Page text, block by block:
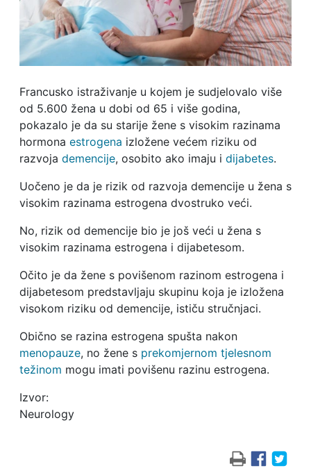
Francusko istraživanje u kojem je sudjelovalo više
od 5.600 žena u dobi od 65 i više godina,
pokazalo je da su starije žene s visokim razinama
hormona estrogena izložene većem riziku od
razvoja demencije, osobito ako imaju i dijabetes.
Uočeno je da je rizik od razvoja demencije u žena s
visokim razinama estrogena dvostruko veći.
No, rizik od demencije bio je još veći u žena s
visokim razinama estrogena i dijabetesom.
Očito je da žene s povišenom razinom estrogena i
dijabetesom predstavljaju skupinu koja je izložena
visokom riziku od demencije, ističu stručnjaci.
Obično se razina estrogena spušta nakon
menopauze, no žene s prekomjernom tjelesnom
težinom mogu imati povišenu razinu estrogena.
Izvor:
Neurology